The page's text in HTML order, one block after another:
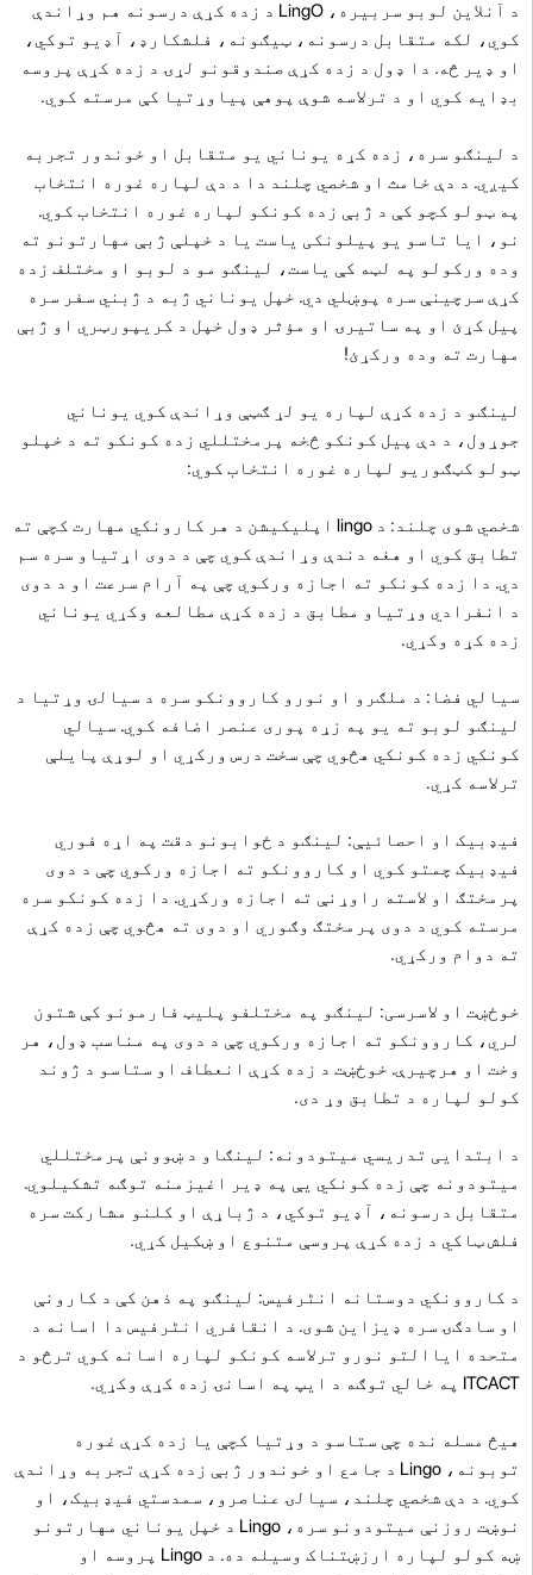
د آنلاین لوبو سربیره، LingO د زده کړې درسونه هم وړاندې
کوي، لکه متقابل درسونه، ټیګونه، فلشکارډ، آډیو توکي،
او ډیر څه. دا ډول د زده کړې صندوقونو لړۍ د زده کړې پروسه
بډایه کوي او د ترلاسه شوې پوهې پیاوړتیا کې مرسته کوي.
د لینګو سره، زده کړه یوناني یو متقابل او خوندور تجربه
کیږي. د دې خامث او شخصي چلند دا د دې لپاره غوره انتخاب
په ټولو کچو کې د ژبې زده کونکو لپاره غوره انتخاب کوي.
نو، ایا تاسو یو پیلونکی یاست یا د خپلې ژبې مهارتونو ته
وده ورکولو په لټه کې یاست، لینګو مو د لوبو او مختلف زده
کړې سرچینې سره پوښلي دي. خپل یوناني ژبه د ژبني سفر سره
پیل کړئ او په ساتیرۍ او مؤثر ډول خپل د کریپورټري او ژبې
مهارت ته وده ورکړئ!
لینګو د زده کړې لپاره یو لړ ګټې وړاندې کوي یوناني
جوړول، د دې پیل کونکو څخه پرمختللي زده کونکو ته د خپلو
ټولو کټګوریو لپاره غوره انتخاب کوي:
شخصي شوی چلند: د lingo اپلیکیشن د هر کارونکي مهارت کچې ته
تطابق کوي او هغه دندې وړاندې کوي چې د دوی اړتیاو سره سم
دي. دا زده کونکو ته اجازه ورکوي چې په آرام سرعت او د دوی
د انفرادي وړتیاو مطابق د زده کړې مطالعه وکړي یوناني
زده کړه وکړي.
سیالي فضا: د ملګرو او نورو کاروونکو سره د سیالۍ وړتیا د
لینګو لوبو ته یو په زړه پوری عنصر اضافه کوي. سیالي
کونکي زده کونکي هڅوي چې سخت درس ورکړي او لوړې پایلې
ترلاسه کړي.
فیډبیک او احصائیې: لینګو د ځوابونو دقت په اړه فوري
فیډبیک چمتو کوي او کاروونکو ته اجازه ورکوي چې د دوی
پرمختګ او لاسته راوړنې ته اجازه ورکړي. دا زده کونکو سره
مرسته کوي د دوی پرمختګ وګوري او دوی ته هڅوي چې زده کړې
ته دوام ورکړي.
خوځښت او لاسرسی: لینګو په مختلفو پلیټ فارمونو کې شتون
لري، کاروونکو ته اجازه ورکوي چې د دوی په مناسب ډول، هر
وخت او هرچیرې. خوځښت د زده کړې انعطاف او ستاسو د ژوند
کولو لپاره د تطابق وړ دی.
د ابتدایی تدریسي میتودونه: لینګاو د ښوونې پرمختللي
میتودونه چې زده کونکي یې په ډیر اغیزمنه توګه تشکیلوي.
متقابل درسونه، آډیو توکي، د ژباړې او کلنو مشارکت سره
فلش ټاکي د زده کړې پروسې متنوع او ښکیل کړي.
د کاروونکي دوستانه انٹرفیس: لینګو په ذهن کې د کارونې
او سادګۍ سره ډیزاین شوی. د انقافري انٹرفیس دا اسانه د
متحده ایاالتو نورو ترلاسه کونکو لپاره اسانه کوي ترڅو د
ITCACT په خالي توګه د ایپ په اسانۍ زده کړې وکړي.
هیڅ مسله نده چې ستاسو د وړتیا کچې یا زده کړې غوره
توبونه، Lingo د جامع او خوندور ژبې زده کړې تجربه وړاندې
کوي. د دې شخصي چلند، سیالۍ عناصرو، سمدستي فیډبیک، او
نوښت روزنې میتودونو سره، Lingo د خپل یوناني مهارتونو
ښه کولو لپاره ارزښتناک وسیله ده. د Lingo پروسه او